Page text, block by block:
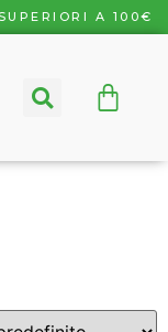
A 100€